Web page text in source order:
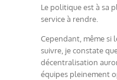
Le politique est à sa
service à rendre.
Cependant, même si
suivre, je constate
décentralisation
équipes pleinement